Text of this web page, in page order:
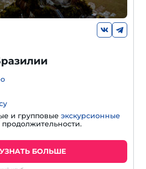
и групповые экскурсионные
УЗНАТЬ БОЛЬШЕ